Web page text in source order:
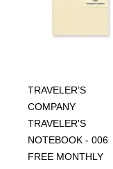
TRAVELER’S
COMPANY
TRAVELER'S
NOTEBOOK - 006
FREE MONTHLY